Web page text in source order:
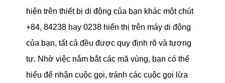
hiện trên thiết bị di động của bạn khác một chút
+84, 84238 hay 0238 hiển thị trên máy di động
của bạn, tất cả đều được quy định rõ và tương
tự. Nhờ việc nắm bắt các mã vùng, bạn có thể
hiểu để nhận cuộc gọi, tránh các cuộc gọi lừa